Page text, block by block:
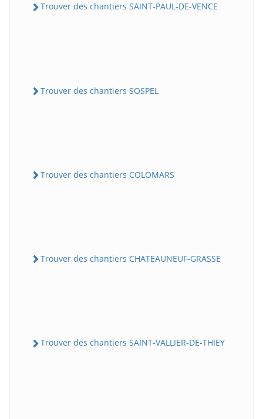
Trouver des chantiers SAINT-PAUL-DE-VENCE
Trouver des chantiers SOSPEL
Trouver des chantiers COLOMARS
Trouver des chantiers CHATEAUNEUF-GRASSE
Trouver des chantiers SAINT-VALLIER-DE-THIEY